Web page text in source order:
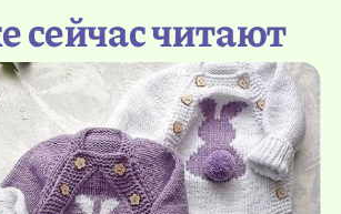
сейчас читают